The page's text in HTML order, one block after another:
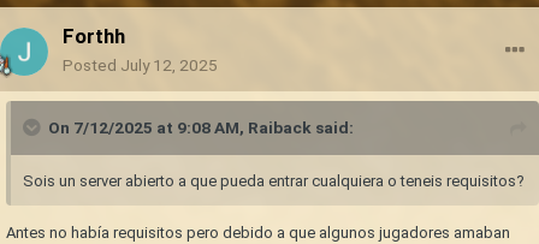
Forthh
Posted July 12, 2025
On 7/12/2025 at 9:08 AM, Raiback said:
Sois un server abierto a que pueda entrar cualquiera o teneis requisitos?
Antes no había requisitos pero debido a que algunos jugadores amaban